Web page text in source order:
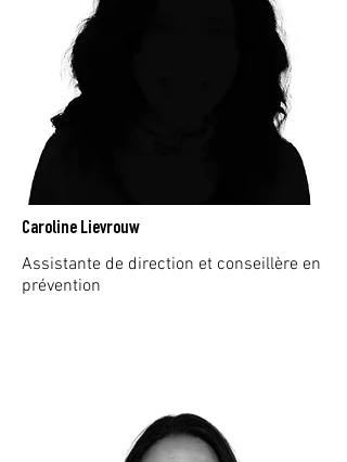
Caroline Lievrouw
Assistante de direction et conseillère en
prévention